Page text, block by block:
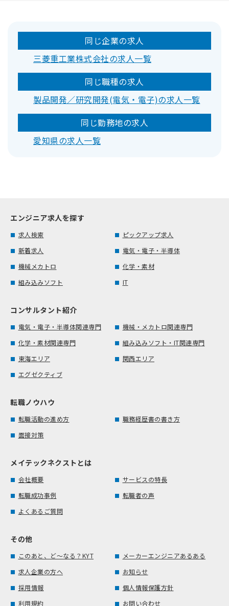
同じ企業の求人
三菱重工業株式会社の求人一覧
同じ職種の求人
製品開発／研究開発(電気・電子)の求人一覧
同じ勤務地の求人
愛知県の求人一覧
エンジニア求人を探す
求人検索
ピックアップ求人
新着求人
電気・電子・半導体
機械メカトロ
化学・素材
組み込みソフト
IT
コンサルタント紹介
電気・電子・半導体関連専門
機械・メカトロ関連専門
化学・素材関連専門
組み込みソフト・IT関連専門
東海エリア
関西エリア
エグゼクティブ
転職ノウハウ
転職活動の進め方
職務経歴書の書き方
面接対策
メイテックネクストとは
会社概要
サービスの特長
転職成功事例
転職者の声
よくあるご質問
その他
このあと、ど～なる？KYT
メーカーエンジニアあるある
求人企業の方へ
お知らせ
採用情報
個人情報保護方針
利用規約
お問い合わせ